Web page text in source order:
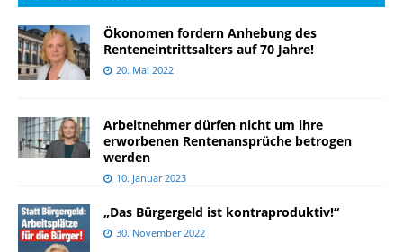
Ökonomen fordern Anhebung des
Renteneintrittsalters auf 70 Jahre!
20. Mai 2022
Arbeitnehmer dürfen nicht um ihre
erworbenen Rentenansprüche betrogen
werden
10. Januar 2023
„Das Bürgergeld ist kontraproduktiv!“
30. November 2022